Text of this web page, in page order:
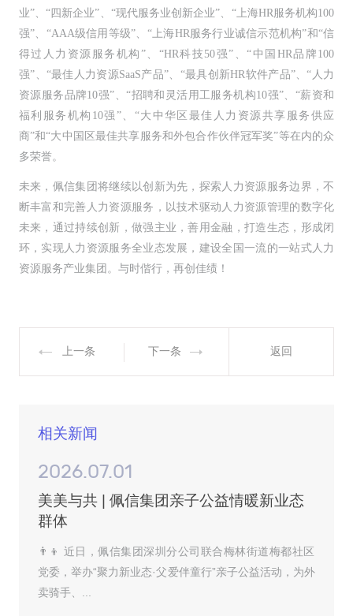
业”、“四新企业”、“现代服务业创新企业”、“上海HR服务机构100
强”、“AAA级信用等级”、“上海HR服务行业诚信示范机构”和“信
得过人力资源服务机构”、“HR科技50强”、“中国HR品牌100
强”、“最佳人力资源SaaS产品”、“最具创新HR软件产品”、“人力
资源服务品牌10强”、“招聘和灵活用工服务机构10强”、“薪资和
福利服务机构10强”、“大中华区最佳人力资源共享服务供应
商”和“大中国区最佳共享服务和外包合作伙伴冠军奖”等在内的众
多荣誉。
未来，佩信集团将继续以创新为先，探索人力资源服务边界，不
断丰富和完善人力资源服务，以技术驱动人力资源管理的数字化
未来，通过持续创新，做强主业，善用金融，打造生态，形成闭
环，实现人力资源服务全业态发展，建设全国一流的一站式人力
资源服务产业集团。与时偕行，再创佳绩！
上一条 下一条 返回
相关新闻
2026.07.01
美美与共 | 佩信集团亲子公益情暖新业态
群体
👨‍👦 近日，佩信集团深圳分公司联合梅林街道梅都社区
党委，举办“聚力新业态·父爱伴童行”亲子公益活动，为外
卖骑手、...